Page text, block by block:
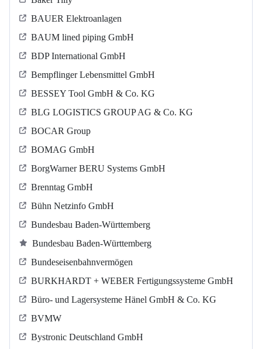
BAUER Elektroanlagen
BAUM lined piping GmbH
BDP International GmbH
Bempflinger Lebensmittel GmbH
BESSEY Tool GmbH & Co. KG
BLG LOGISTICS GROUP AG & Co. KG
BOCAR Group
BOMAG GmbH
BorgWarner BERU Systems GmbH
Brenntag GmbH
Bühn Netzinfo GmbH
Bundesbau Baden-Württemberg
Bundesbau Baden-Württemberg
Bundeseisenbahnvermögen
BURKHARDT + WEBER Fertigungssysteme GmbH
Büro- und Lagersysteme Hänel GmbH & Co. KG
BVMW
Bystronic Deutschland GmbH